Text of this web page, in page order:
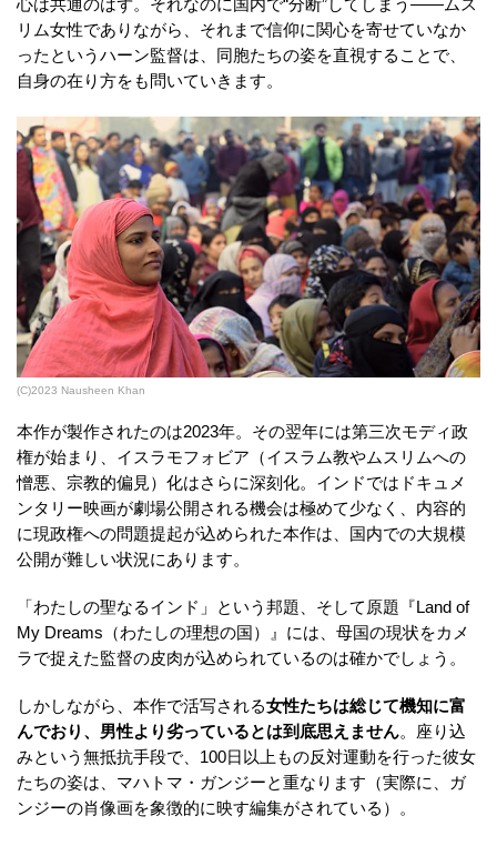
心は共通のはず。それなのに国内で“分断”してしまう――ムス
リム女性でありながら、それまで信仰に関心を寄せていなか
ったというハーン監督は、同胞たちの姿を直視することで、
自身の在り方をも問いていきます。
(C)2023 Nausheen Khan
本作が製作されたのは2023年。その翌年には第三次モディ政
権が始まり、イスラモフォビア（イスラム教やムスリムへの
憎悪、宗教的偏見）化はさらに深刻化。インドではドキュメ
ンタリー映画が劇場公開される機会は極めて少なく、内容的
に現政権への問題提起が込められた本作は、国内での大規模
公開が難しい状況にあります。
「わたしの聖なるインド」という邦題、そして原題『Land of
My Dreams（わたしの理想の国）』には、母国の現状をカメ
ラで捉えた監督の皮肉が込められているのは確かでしょう。
しかしながら、本作で活写される女性たちは総じて機知に富
んでおり、男性より劣っているとは到底思えません。座り込
みという無抵抗手段で、100日以上もの反対運動を行った彼女
たちの姿は、マハトマ・ガンジーと重なります（実際に、ガ
ンジーの肖像画を象徴的に映す編集がされている）。